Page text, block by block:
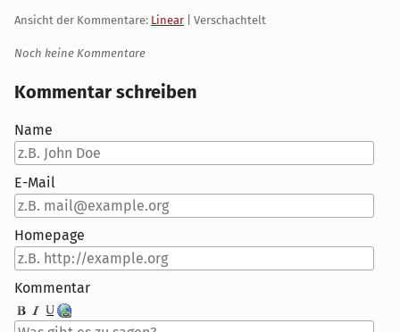
Ansicht der Kommentare: Linear | Verschachtelt
Noch keine Kommentare
Kommentar schreiben
Name
E-Mail
Homepage
Kommentar